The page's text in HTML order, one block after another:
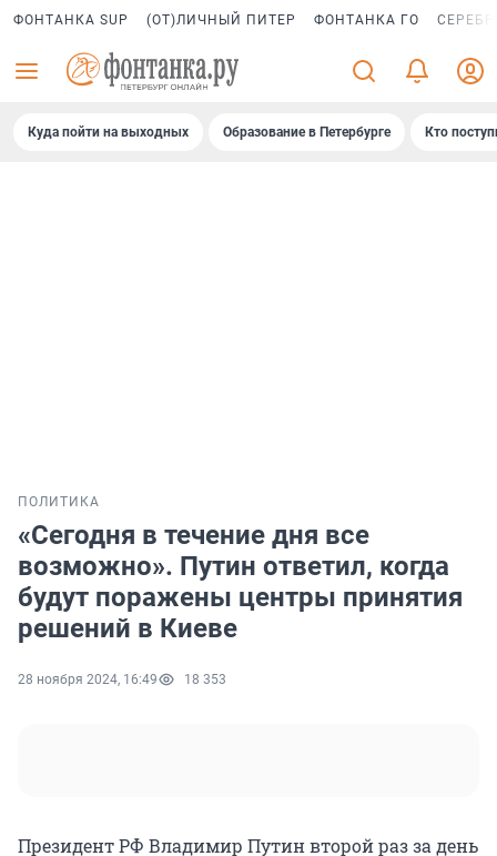
ФОНТАНКА SUP (ОТ)ЛИЧНЫЙ ПИТЕР ФОНТАНКА ГО
Куда пойти на выходных Образование в Петербурге Кто
ПОЛИТИКА
«Сегодня в течение дня все
возможно». Путин ответил, когда
будут поражены центры принятия
решений в Киеве
28 ноября 2024, 16:49 18 353
Президент РФ Владимир Путин второй раз за день